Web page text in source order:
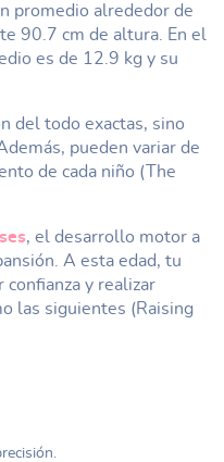
promedio alrededor de
90.7 cm de altura. En el
es de 12.9 kg y su
del todo exactas, sino
pueden variar de
de cada niño (The
, el desarrollo motor a
A esta edad, tu
confianza y realizar
las siguientes (Raising